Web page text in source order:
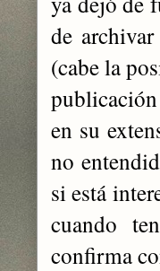
de
(cabe la
en su
no
si está
cuando
confirma